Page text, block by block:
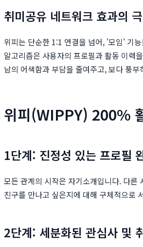
취미공유 네트워크 효과의
위피는 단순한 1:1 연결을 넘어, '모임' 기능
알고리즘은 사용자의 프로필과 활동 이력
남의 어색함과 부담을 줄여주고, 보다 풍부
위피(WIPPY) 200%
1단계: 진정성 있는 프로필
모든 관계의 시작은 자기소개입니다. 다른
친구를 만나고 싶은지에 대해 구체적으로
2단계: 세분화된 관심사 및